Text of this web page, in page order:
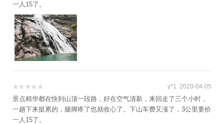
落景区+大红岩景区+东阳中国木雕城+金华
安地仙源谷漂流+武义欢乐山寨农庄+武义花
溪十八湾+义乌马溪+义乌国际商贸城+清明
上河图+永康森林公园+寿仙谷漂流+龙山景
区+永康云溪村+九峰山风景区+横店梦幻谷
+义乌拓展训练+花园游乐园+石鼓寮风景区
+永康动物乐园+金华市体育馆+金华湖度假
村+兰溪马坞村杨梅庄园+浦江游轮+义乌梅
一人15了。

 y*1 2020-04-05
景点精华都在快到山顶一段路，好在空气清新，来回走了三个小时，
一趟下来挺累的，腿脚疼了也就收心了。下山车费又涨了，3公里要价
一人15了。